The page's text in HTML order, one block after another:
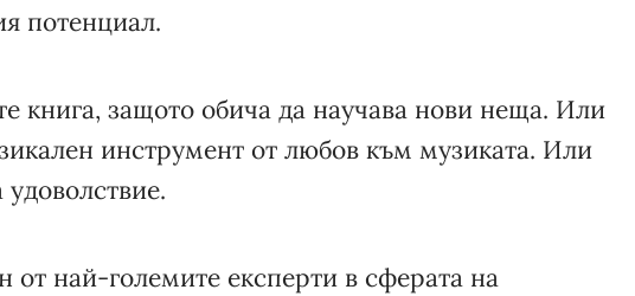
потенциал.
книга, защото обича да научава нови неща. Или
инструмент от любов към музиката. Или
от най-големите експерти в сферата на